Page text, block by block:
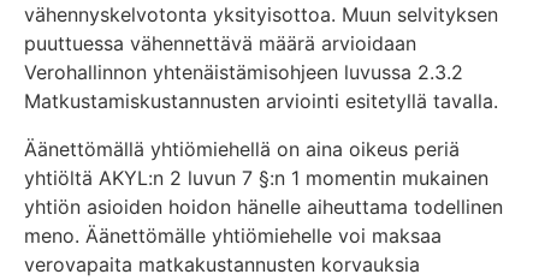
vähennyskelvotonta yksityisottoa. Muun selvityksen
puuttuessa vähennettävä määrä arvioidaan
Verohallinnon yhtenäistämisohjeen luvussa 2.3.2
Matkustamiskustannusten arviointi esitetyllä tavalla.
Äänettömällä yhtiömiehellä on aina oikeus periä
yhtiöltä AKYL:n 2 luvun 7 §:n 1 momentin mukainen
yhtiön asioiden hoidon hänelle aiheuttama todellinen
meno. Äänettömälle yhtiömiehelle voi maksaa
verovapaita matkakustannusten korvauksia